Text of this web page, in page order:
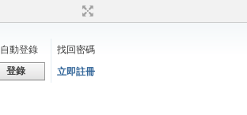
自動登錄
找回密碼
登錄 立即註冊